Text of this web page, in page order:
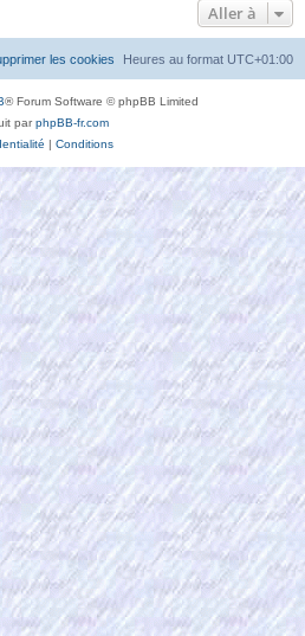
Aller à
Heures au format UTC+01:00
les cookies
® Forum Software © phpBB Limited
parphpBB-fr.com
| Conditions